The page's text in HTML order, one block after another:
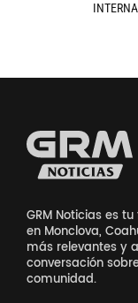
GRM Noticias es
en Monclova,
más relevantes y
conversación
comunidad.